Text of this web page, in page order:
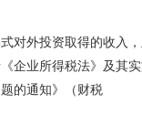
对外投资取得的收入
企业所得税法》及其
的通知》（财税